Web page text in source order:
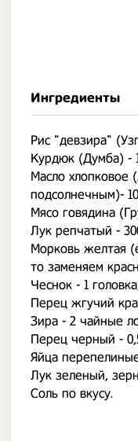
Ингредиенты
Рис "девзира"
Курдюк (Думба) -
Масло хлопковое
подсолнечным)-
Мясо говядина
Лук репчатый -
Морковь желтая
то заменяем
Чеснок - 1
Перец жгучий
Зира - 2 чайные
Перец черный -
Яйца
Лук зеленый,
Соль по вкусу.